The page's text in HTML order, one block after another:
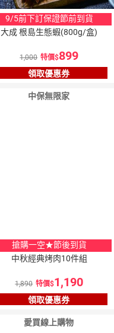
9/5前下訂保證節前到貨
大成 根島生態蝦(800g/盒)
1,000 特價 899
領取優惠券
中保無限家
搶購一空★節後到貨
中秋經典烤肉10件組
1,890 特價 1,190
領取優惠券
愛買線上購物